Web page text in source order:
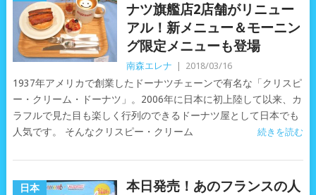
ナツ旗艦店2店舗がリニュー
アル！新メニュー＆モーニン
グ限定メニューも登場
南森エレナ 2018/03/16
1937年アメリカで創業したドーナツチェーンで有名な「クリスピ
ー・クリーム・ドーナツ」。2006年に日本に初上陸して以来、カ
ラフルで見た目も楽しく行列のできるドーナツ屋として日本でも
人気です。 そんなクリスピー・クリーム
続きを読む
日本
本日発売！あのフランスの人